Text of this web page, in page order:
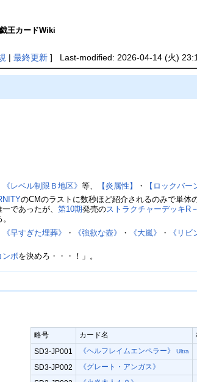
王カードWiki
| 最終更新] Last-modified: 2026-04-14 (火)
《レベル制限Ｂ地区》等、 【炎属性】 ・ 【ロックバー
のCMのラストに数秒ほど紹介されるのみで単体
一であったが、第10期発売のストラクチャーデッキR
《早すぎた埋葬》 ・ 《強欲な壺》 ・ 《大嵐》 ・ 《リ
ンボを決めろ・・・！」。
略号 カード名
SD3-JP001 《ヘルフレイムエンペラー》 Ultra
SD3-JP002 《グレート・アンガス》